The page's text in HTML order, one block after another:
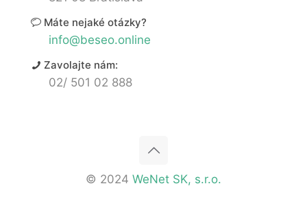
Máte nejaké otázky?
info@beseo.online
Zavolajte nám:
02/ 501 02 888
© 2024 WeNet SK, s.r.o.